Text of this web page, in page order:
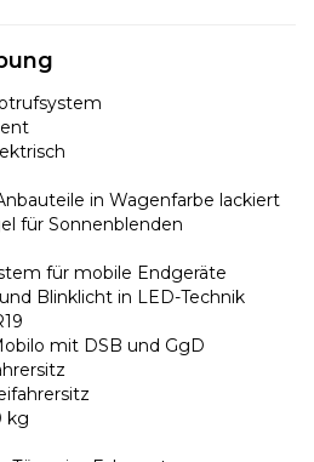
in Wagenfarbe lackiert
für Sonnenblenden
für mobile Endgeräte
Blinklicht in LED-Technik
mit DSB und GgD
kg